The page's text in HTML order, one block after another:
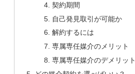
契約期間
自己発見取引が可能か
解約するには
専属専任媒介のメリット
専属専任媒介のデメリット